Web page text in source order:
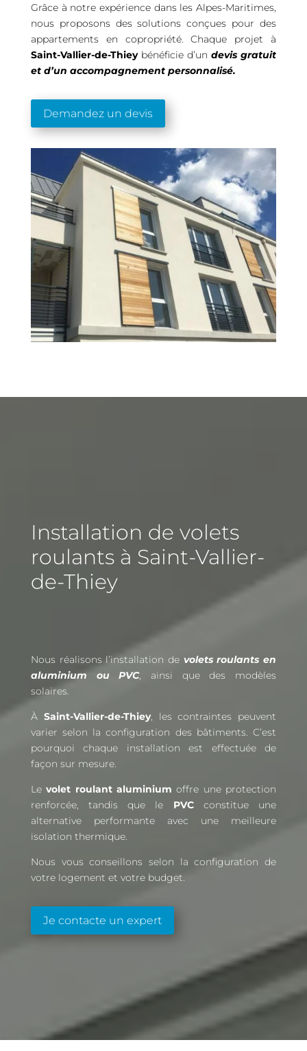
Grâce à notre expérience dans les Alpes-Maritimes,
nous proposons des solutions conçues pour des
appartements en copropriété. Chaque projet à
Saint-Vallier-de-Thieybénéficie d’undevis gratuit
et d’un accompagnement personnalisé.
Demandez un devis
Installation de volets
roulants à Saint-Vallier-
de-Thiey
Nous réalisons l’installation de volets roulants en
aluminium ou PVC, ainsi que des modèles
solaires.
À Saint-Vallier-de-Thiey, les contraintes peuvent
varier selon la configuration des bâtiments. C’est
pourquoi chaque installation est effectuée de
façon sur mesure.
Levolet roulant aluminium offre une protection
renforcée, tandis que le PVCconstitue une
alternative performante avec une meilleure
isolation thermique.
Nous vous conseillons selon la configuration de
votre logement et votre budget.
Je contacte un expert